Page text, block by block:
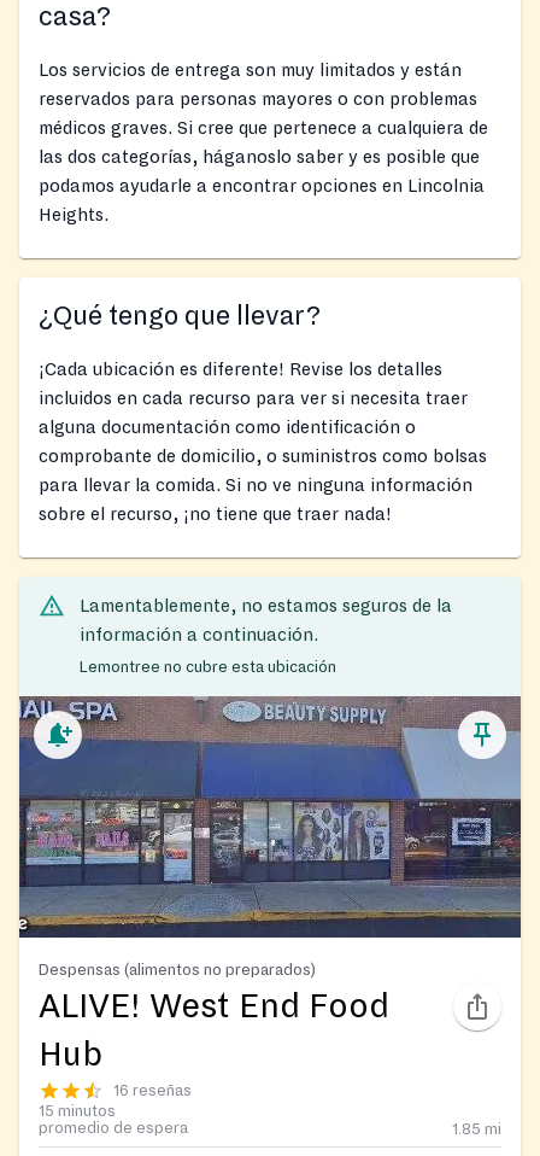
casa?
Los servicios de entrega son muy limitados y están
reservados para personas mayores o con problemas
médicos graves. Si cree que pertenece a cualquiera de
las dos categorías, háganoslo saber y es posible que
podamos ayudarle a encontrar opciones en Lincolnia
Heights.
¿Qué tengo que llevar?
¡Cada ubicación es diferente! Revise los detalles
incluidos en cada recurso para ver si necesita traer
alguna documentación como identificación o
comprobante de domicilio, o suministros como bolsas
para llevar la comida. Si no ve ninguna información
sobre el recurso, ¡no tiene que traer nada!
Lamentablemente, no estamos seguros de la
información a continuación.
Lemontree no cubre esta ubicación
Despensas (alimentos no preparados)
ALIVE! West End Food
Hub
16 reseñas
15 minutos
promedio de espera
1.85 mi